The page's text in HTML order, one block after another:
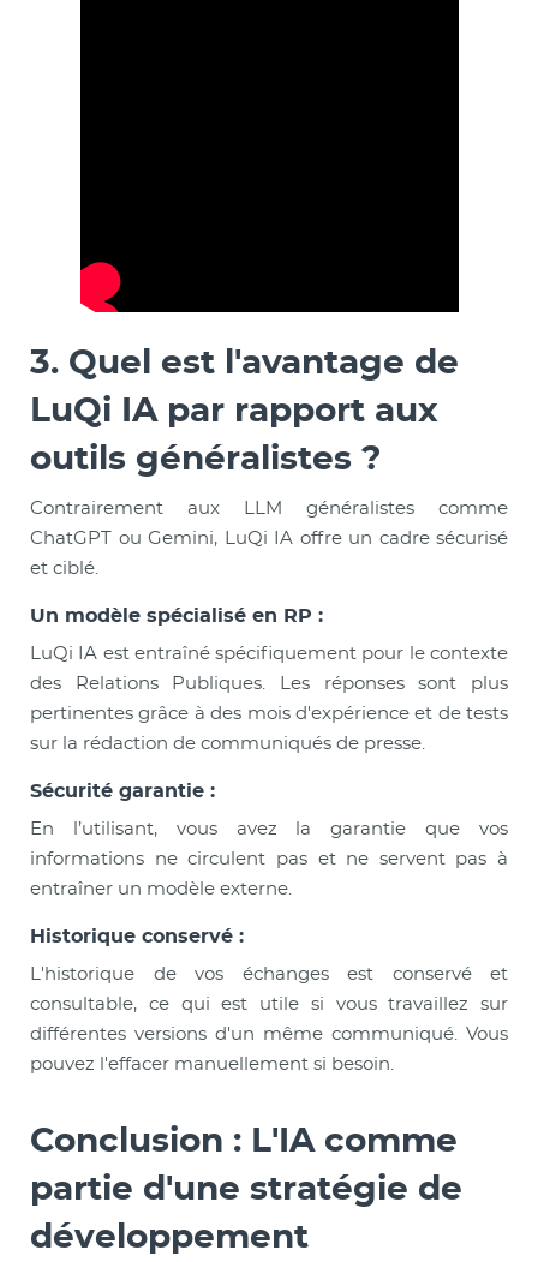
3. Quel est l'avantage de
LuQi IA par rapport aux
outils généralistes ?
Contrairement aux LLM généralistes comme
ChatGPT ou Gemini, LuQi IA offre un cadre sécurisé
et ciblé.
Un modèle spécialisé en RP :
LuQi IA est entraîné spécifiquement pour le contexte
des Relations Publiques. Les réponses sont plus
pertinentes grâce à des mois d'expérience et de tests
sur la rédaction de communiqués de presse.
Sécurité garantie :
En l’utilisant, vous avez la garantie que vos
informations ne circulent pas et ne servent pas à
entraîner un modèle externe.
Historique conservé :
L'historique de vos échanges est conservé et
consultable, ce qui est utile si vous travaillez sur
différentes versions d'un même communiqué. Vous
pouvez l'effacer manuellement si besoin.
Conclusion : L'IA comme
partie d'une stratégie de
développement